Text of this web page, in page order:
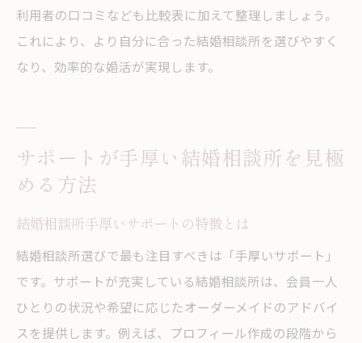
利用者の口コミなども比較表に加えて整理しましょう。
これにより、より自分に合った結婚相談所を選びやすく
なり、効率的な婚活が実現します。
サポートが手厚い結婚相談所を見極
める方法
結婚相談所手厚いサポートの特徴とは
結婚相談所選びで最も注目すべきは「手厚いサポート」
です。サポートが充実している結婚相談所は、会員一人
ひとりの状況や希望に応じたオーダーメイドのアドバイ
スを提供します。例えば、プロフィール作成の段階から